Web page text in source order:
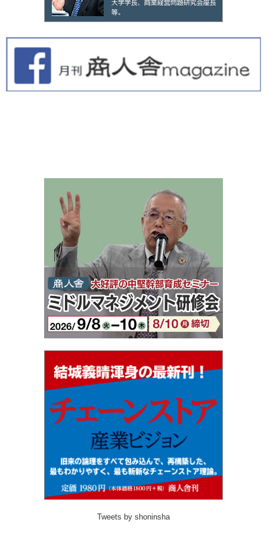
Tweets by shoninsha